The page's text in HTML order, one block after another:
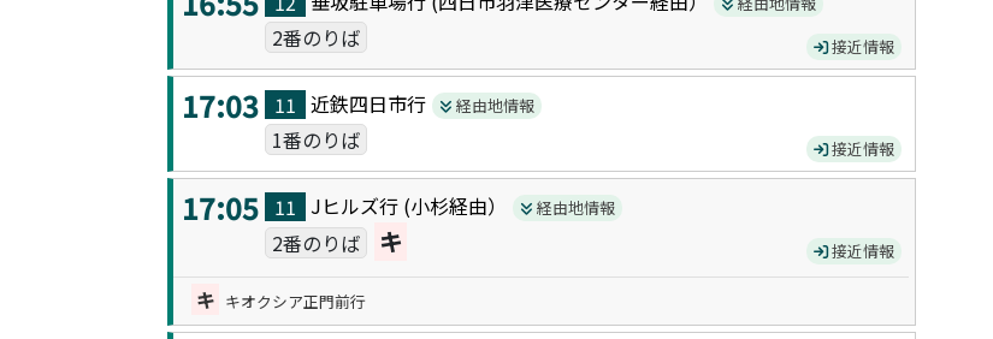
2番のりば 接近情報
17:03 11 近鉄四日市行 経由地情報
1番のりば 接近情報
17:05 11 Jヒルズ行 (小杉経由） 経由地情報
2番のりば キ 接近情報
キ キオクシア正門前行